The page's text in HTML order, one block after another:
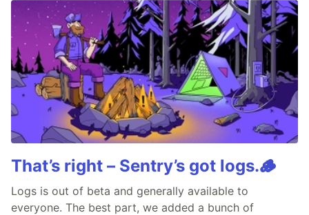
That’s right – Sentry’s got logs.🪵
Logs is out of beta and generally available to
everyone. The best part, we added a bunch of